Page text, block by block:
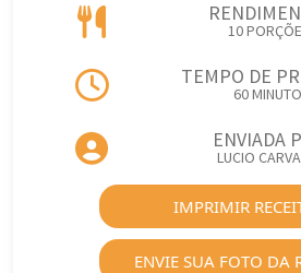
10
TEMPO DE
60
ENVIADA
LUCIO
IMPRIMIR
ENVIE SUA FOTO DA